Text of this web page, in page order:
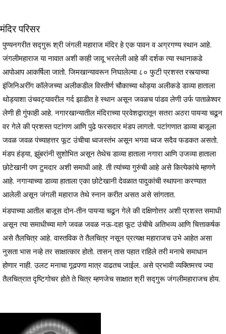
मंदिर परिसर
पुण्यनगरीत सद्गुरू श्री जंगली महाराज मंदिर हे एक पावन व अग्रगण्य स्थान आहे.
जंगलीमहाराज या नावात अशी काही जादू भरलेली आहे की दर्शक त्या स्थानाकडे
आपोआप आकर्षिला जातो. जिमखान्यावरून निघालेल्या ८० फुटी प्रशस्त रस्त्याच्या
इंजिनिअरींग कॉलेजच्या अलीकडील विस्तीर्ण चौकाच्या थोड्या अलीकडे डाव्या हाताला
थोड्याशा उंचवट्यावरील गर्द झाडीत हे स्थान असून जवळच पांडव लेणी उर्फ पाताळेश्वर
लेणी ही गुंफाही आहे. नगारखान्यातील मंदिराच्या प्रवेशद्वारातून सतरा अठरा पायऱ्या चढून
वर गेले की प्रशस्त पटांगण आणि पुढे फरसदार मंडप लागतो. पटांगणात डाव्या बाजूला
जवळ जवळ पंच्याहत्तर फूट उंचीचा ध्वजस्तंभ असून भगवा ध्वज सदैव फडकत असतो.
मंडप हंड्या, झुंबरांनी सुशोभित असून तेथेच डाव्या हाताला नगारा आणि उजव्या हाताला
छोटेखानी पण टुमदार अशी समाधी आहे. ती त्यांच्या गुरुंची आहे असे कित्येकांचे म्हणणे
आहे. नगाऱ्याच्या डाव्या हाताला एका छोटेखानी देवळात पादुकांची स्थापना करण्यात
आलेली असून जंगली महाराज तेथे स्नान करीत असत असे सांगतात.
मंडपाच्या आतील बाजूस दोन-तीन पायऱ्या चढून गेले की दक्षिणोत्तर अशी प्रशस्त समाधी
असून त्या समाधीच्या मागे जवळ जवळ नऊ-दहा फूट उंचीचे अतिभव्य आणि चित्ताकर्षक
असे तैलचित्र आहे. वास्तविक ते तैलचित्र नसून प्रत्यक्ष महाराजच उभे आहेत असा
नुसता भास नव्हे तर साक्षात्कार होतो. तासन् तास पहात राहिले तरी मनाचे समाधान
होणार नाही. उलट मनाचा गूढपणा मात्र वाढतच जाईल. असे प्रभावी व्यक्तिमत्त्व ज्या
तैलचित्रात दृष्टिगोचर होते ते चित्र म्हणजेच साक्षात श्री सद्गुरू जंगलीमहाराजच होय.